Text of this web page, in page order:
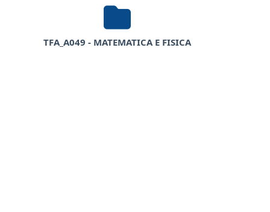
TFA_A049 - MATEMATICA E FISICA